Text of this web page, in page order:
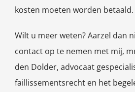
kosten moeten worden betaald.
Wilt u meer weten? Aarzel dan
contact op te nemen met mij,
den Dolder, advocaat
faillissementsrecht en het